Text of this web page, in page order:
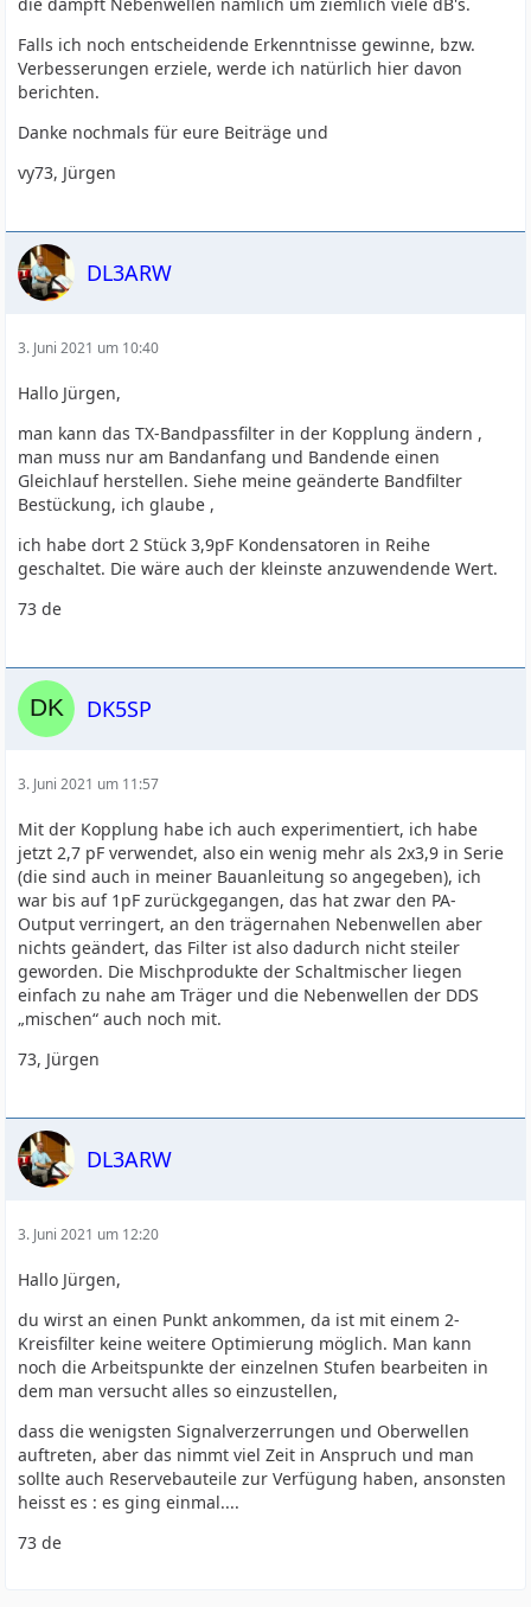
Falls ich noch entscheidende Erkenntnisse gewinne, bzw.
Verbesserungen erziele, werde ich natürlich hier davon
berichten.
Danke nochmals für eure Beiträge und
vy73, Jürgen
DL3ARW
3. Juni 2021 um 10:40
Hallo Jürgen,
man kann das TX-Bandpassfilter in der Kopplung ändern ,
man muss nur am Bandanfang und Bandende einen
Gleichlauf herstellen. Siehe meine geänderte Bandfilter
Bestückung, ich glaube ,
ich habe dort 2 Stück 3,9pF Kondensatoren in Reihe
geschaltet. Die wäre auch der kleinste anzuwendende Wert.
73 de
DK5SP
3. Juni 2021 um 11:57
Mit der Kopplung habe ich auch experimentiert, ich habe
jetzt 2,7 pF verwendet, also ein wenig mehr als 2x3,9 in Serie
(die sind auch in meiner Bauanleitung so angegeben), ich
war bis auf 1pF zurückgegangen, das hat zwar den PA-
Output verringert, an den trägernahen Nebenwellen aber
nichts geändert, das Filter ist also dadurch nicht steiler
geworden. Die Mischprodukte der Schaltmischer liegen
einfach zu nahe am Träger und die Nebenwellen der DDS
„mischen“ auch noch mit.
73, Jürgen
DL3ARW
3. Juni 2021 um 12:20
Hallo Jürgen,
du wirst an einen Punkt ankommen, da ist mit einem 2-
Kreisfilter keine weitere Optimierung möglich. Man kann
noch die Arbeitspunkte der einzelnen Stufen bearbeiten in
dem man versucht alles so einzustellen,
dass die wenigsten Signalverzerrungen und Oberwellen
auftreten, aber das nimmt viel Zeit in Anspruch und man
sollte auch Reservebauteile zur Verfügung haben, ansonsten
heisst es : es ging einmal....
73 de